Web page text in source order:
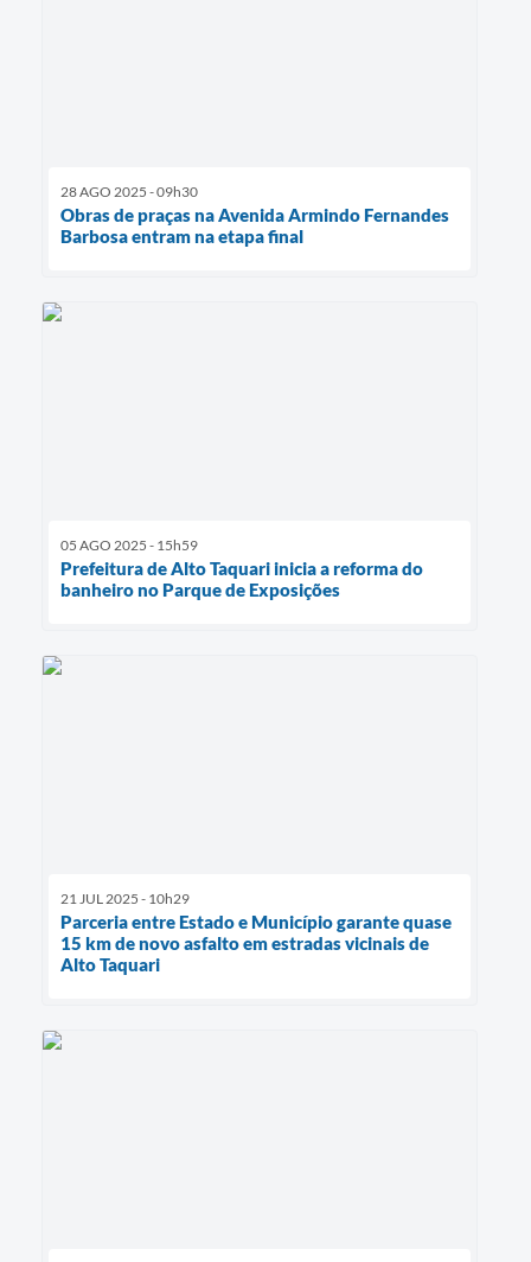
28 AGO 2025 - 09h30
Obras de praças na Avenida Armindo Fernandes
Barbosa entram na etapa final
05 AGO 2025 - 15h59
Prefeitura de Alto Taquari inicia a reforma do
banheiro no Parque de Exposições
21 JUL 2025 - 10h29
Parceria entre Estado e Município garante quase
15 km de novo asfalto em estradas vicinais de
Alto Taquari